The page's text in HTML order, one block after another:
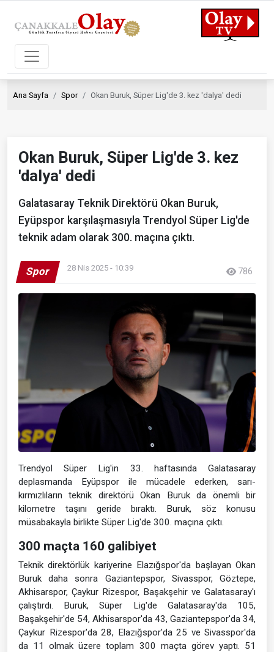
Ana Sayfa Spor Okan Buruk, Süper Lig'de 3. kez 'dalya' dedi
Okan Buruk, Süper Lig'de 3. kez
'dalya' dedi
Galatasaray Teknik Direktörü Okan Buruk,
Eyüpspor karşılaşmasıyla Trendyol Süper Lig'de
teknik adam olarak 300. maçına çıktı.
Spor 28 Nis 2025 - 10:39 786
Trendyol Süper Lig'in 33. haftasında Galatasaray
deplasmanda Eyüpspor ile mücadele ederken, sarı-
kırmızlıların teknik direktörü Okan Buruk da önemli bir
kilometre taşını geride bıraktı. Buruk, söz konusu
müsabakayla birlikte Süper Lig'de 300. maçına çıktı.
300 maçta 160 galibiyet
Teknik direktörlük kariyerine Elazığspor'da başlayan Okan
Buruk daha sonra Gaziantepspor, Sivasspor, Göztepe,
Akhisarspor, Çaykur Rizespor, Başakşehir ve Galatasaray'ı
çalıştırdı. Buruk, Süper Lig'de Galatasaray'da 105,
Başakşehir'de 54, Akhisarspor'da 43, Gaziantepspor'da 34,
Çaykur Rizespor'da 28, Elazığspor'da 25 ve Sivasspor'da
da 11 olmak üzere toplam 300 maçta görev yaptı. 51